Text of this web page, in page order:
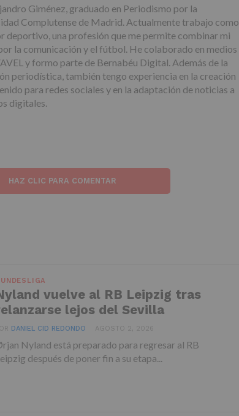
Giménez, graduado en Periodismo por la
Complutense de Madrid. Actualmente trabajo como
deportivo, una profesión que me permite combinar mi
la comunicación y el fútbol. He colaborado en medios
y formo parte de Bernabéu Digital. Además de la
periodística, también tengo experiencia en la creación
para redes sociales y en la adaptación de noticias a
digitales.
HAZ CLIC PARA COMENTAR
vuelve al RB Leipzig tras
lejos del Sevilla
DANIEL CID REDONDO AGOSTO 2, 2026
Nyland está preparado para regresar al RB
después de poner fin a su etapa...